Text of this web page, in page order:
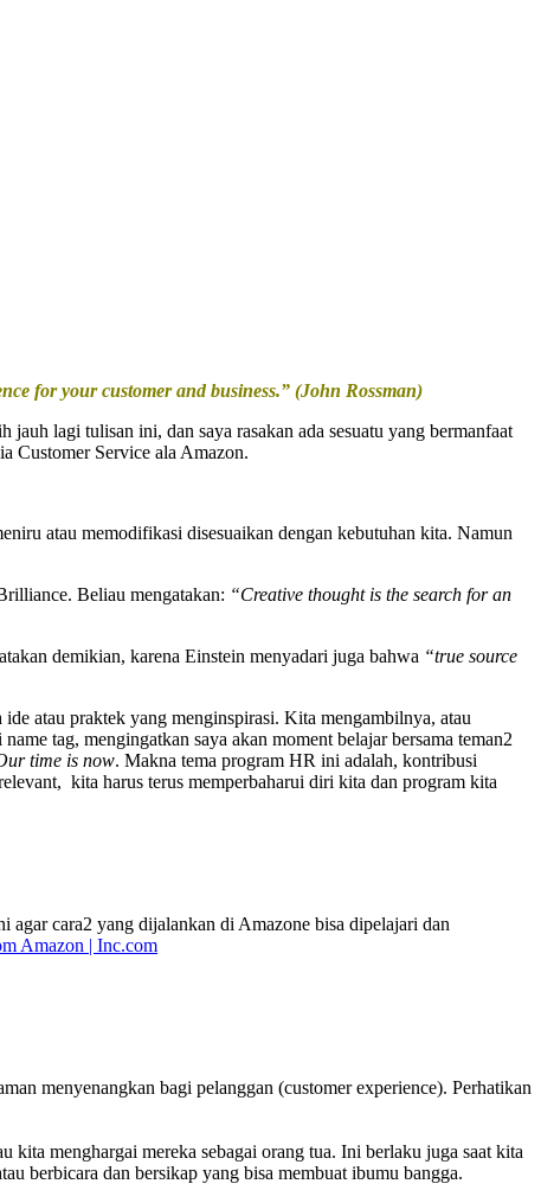
for your customer and business.” (John Rossman)
lagi tulisan ini, dan saya rasakan ada sesuatu yang bermanfaat
Customer Service ala Amazon.
atau memodifikasi disesuaikan dengan kebutuhan kita. Namun
Beliau mengatakan: “Creative thought is the search for an
demikian, karena Einstein menyadari juga bahwa “true source
atau praktek yang menginspirasi. Kita mengambilnya, atau
tag, mengingatkan saya akan moment belajar bersama teman2
time is now. Makna tema program HR ini adalah, kontribusi
kita harus terus memperbaharui diri kita dan program kita
cara2 yang dijalankan di Amazone bisa dipelajari dan
Amazon | Inc.com
menyenangkan bagi pelanggan (customer experience). Perhatikan
kita menghargai mereka sebagai orang tua. Ini berlaku juga saat kita
berbicara dan bersikap yang bisa membuat ibumu bangga.